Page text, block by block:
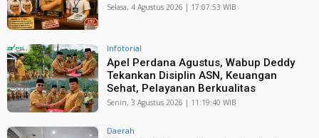
Selasa, 4 Agustus 2026 | 17:07:53 WIB
Infotorial
Apel Perdana Agustus, Wabup Deddy
Tekankan Disiplin ASN, Keuangan
Sehat, Pelayanan Berkualitas
Senin, 3 Agustus 2026 | 11:19:40 WIB
Daerah